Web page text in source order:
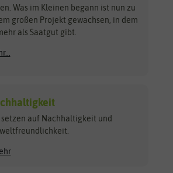
Was im Kleinen begann ist nun zu
großen Projekt gewachsen, in dem
als Saatgut gibt.
auf Nachhaltigkeit und